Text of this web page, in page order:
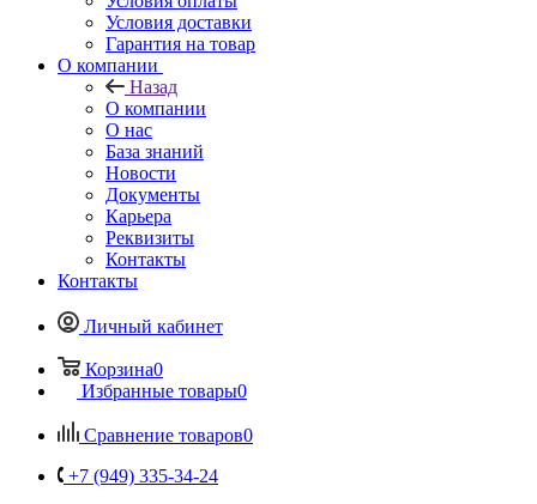
Условия доставки
Гарантия на товар
О компании
Назад
О компании
О нас
База знаний
Новости
Документы
Карьера
Реквизиты
Контакты
Контакты
Личный кабинет
Корзина0
Избранные товары0
Сравнение товаров0
+7 (949) 335-34-24